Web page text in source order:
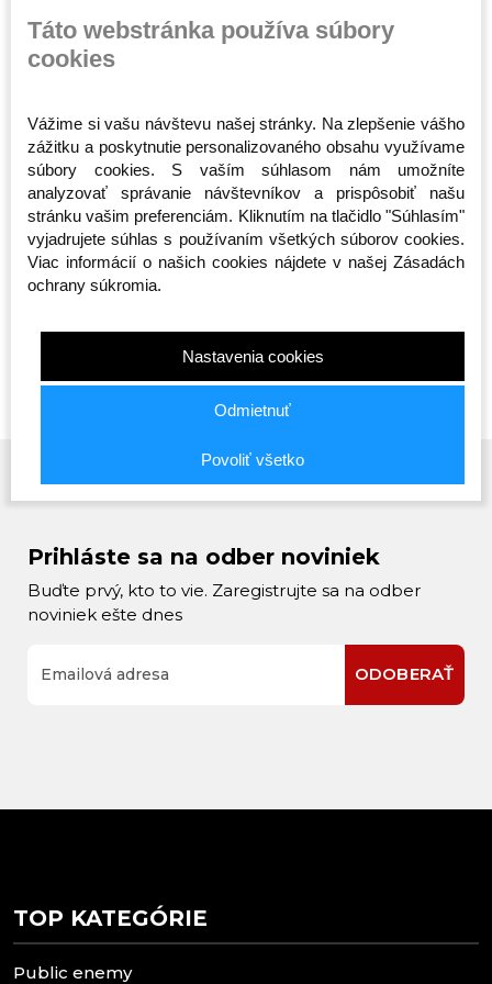
Jest
s
Mikina - Octagon -
Logo Smash - Modrá
Skladom
45,99 €
S M XL XXL
Dámske Tričko -
Octagon - Bad Girl -
Biele
Skladom
M L
Dámske
Octagon
Szans
Čierne
Skladom
S
Prihláste sa na odber noviniek
Buďte prvý, kto to vie. Zaregistrujte sa na odber
noviniek ešte dnes
ODOBERAŤ
TOP KATEGÓRIE
Public enemy
Táto webstránka používa súbory
cookies
Vážime si vašu návštevu našej stránky. Na zlepšenie vášho
zážitku a poskytnutie personalizovaného obsahu využívame
súbory cookies. S vaším súhlasom nám umožníte
analyzovať správanie návštevníkov a prispôsobiť našu
stránku vašim preferenciám. Kliknutím na tlačidlo "Súhlasím"
vyjadrujete súhlas s používaním všetkých súborov cookies.
Viac informácií o našich cookies nájdete v našej Zásadách
ochrany súkromia.
Nastavenia cookies
Odmietnuť
Povoliť všetko